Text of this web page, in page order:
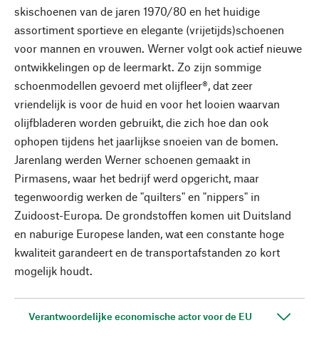
skischoenen van de jaren 1970/80 en het huidige
assortiment sportieve en elegante (vrijetijds)schoenen
voor mannen en vrouwen. Werner volgt ook actief nieuwe
ontwikkelingen op de leermarkt. Zo zijn sommige
schoenmodellen gevoerd met olijfleer®, dat zeer
vriendelijk is voor de huid en voor het looien waarvan
olijfbladeren worden gebruikt, die zich hoe dan ook
ophopen tijdens het jaarlijkse snoeien van de bomen.
Jarenlang werden Werner schoenen gemaakt in
Pirmasens, waar het bedrijf werd opgericht, maar
tegenwoordig werken de "quilters" en "nippers" in
Zuidoost-Europa. De grondstoffen komen uit Duitsland
en naburige Europese landen, wat een constante hoge
kwaliteit garandeert en de transportafstanden zo kort
mogelijk houdt.
Verantwoordelijke economische actor voor de EU